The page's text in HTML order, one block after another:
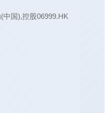
中国),控股06999.HK